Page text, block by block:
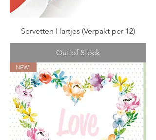
Servetten Hartjes (Verpakt per 12)
Out of Stock
NEW!